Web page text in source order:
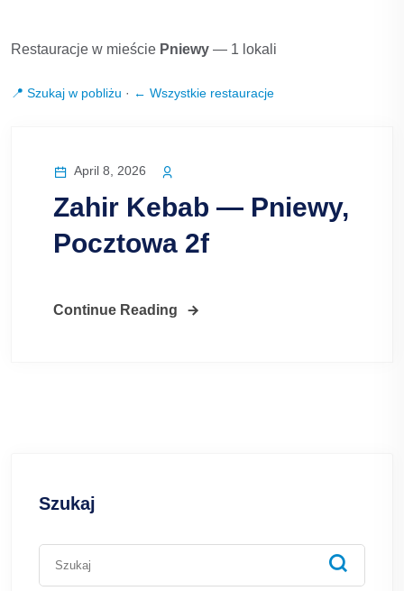
Restauracje w mieście Pniewy — 1 lokali
📍 Szukaj w pobliżu · ← Wszystkie restauracje
April 8, 2026
Zahir Kebab — Pniewy,
Pocztowa 2f
Continue Reading
Szukaj